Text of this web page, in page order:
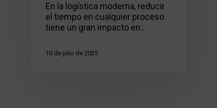
En la logística moderna, reducir
el tiempo en cualquier proceso
tiene un gran impacto en…
10 de julio de 2025